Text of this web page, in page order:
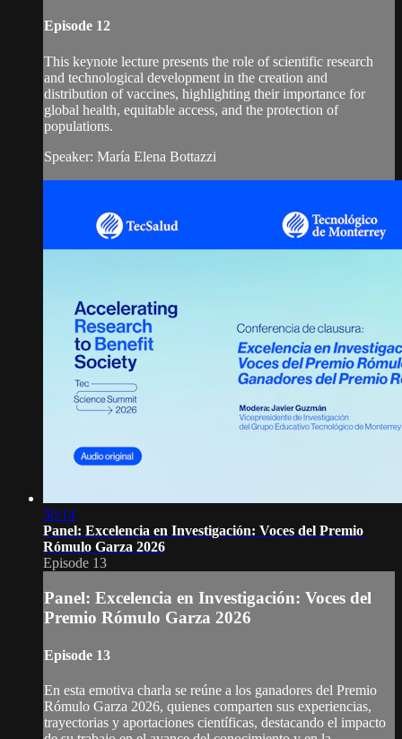
Episode 12
This keynote lecture presents the role of scientific research
and technological development in the creation and
distribution of vaccines, highlighting their importance for
global health, equitable access, and the protection of
populations.
Speaker: María Elena Bottazzi
50:14
Panel: Excelencia en Investigación: Voces del Premio
Rómulo Garza 2026
Episode 13
Panel: Excelencia en Investigación: Voces del
Premio Rómulo Garza 2026
Episode 13
En esta emotiva charla se reúne a los ganadores del Premio
Rómulo Garza 2026, quienes comparten sus experiencias,
trayectorias y aportaciones científicas, destacando el impacto